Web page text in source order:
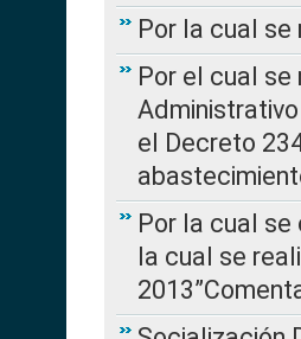
Por la cual se
Por el cual
el Decreto
Por la cual se
la cual se